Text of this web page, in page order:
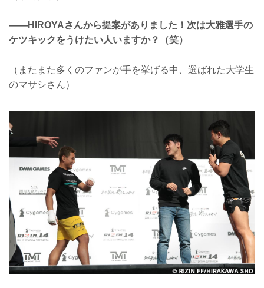
――HIROYAさんから提案がありました！次は大雅選手の
ケツキックをうけたい人いますか？（笑）
（またまた多くのファンが手を挙げる中、選ばれた大学生
のマサシさん）